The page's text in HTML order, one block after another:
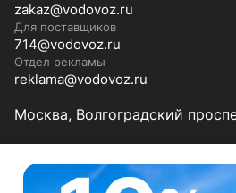
zakaz@vodovoz.ru
Для поставщиков
714@vodovoz.ru
Отдел рекламы
reklama@vodovoz.ru
Москва, Волгоградский
Мы в соцсетях